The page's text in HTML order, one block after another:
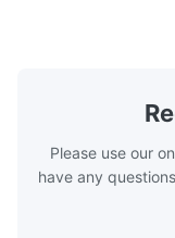
boilers is
range of 200°C
Please use our
have any